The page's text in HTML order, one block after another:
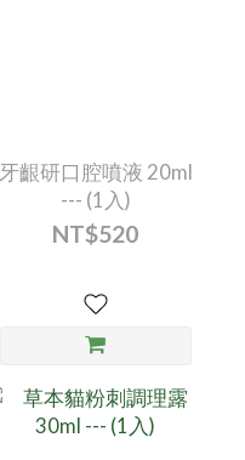
牙齦研口腔噴液 20ml
--- (1入)
NT$520